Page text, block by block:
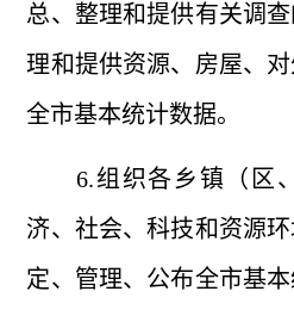
总、整理和提供有关调
理和提供资源、房屋、
全市基本统计数据。
6.组织各乡镇（区
济、社会、科技和资源
定、管理、公布全市基